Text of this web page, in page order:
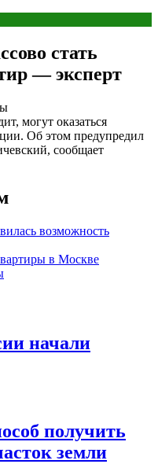
стать
— эксперт
могут оказаться
Об этом предупредил
сообщает
возможность
в Москве
начали
получить
земли